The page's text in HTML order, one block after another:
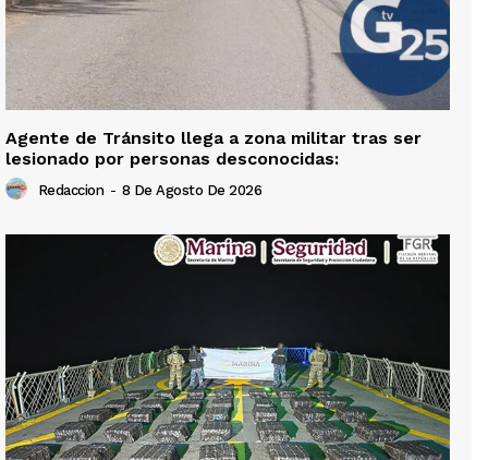
Agente de Tránsito llega a zona militar tras ser
lesionado por personas desconocidas:
Redaccion - 8 De Agosto De 2026